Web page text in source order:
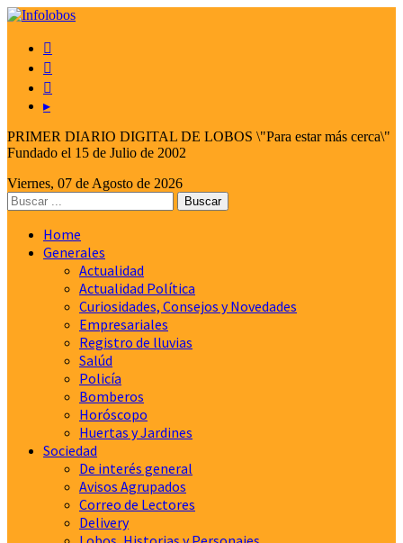



▸
PRIMER DIARIO DIGITAL DE LOBOS \"Para estar más cerca\"
Fundado el 15 de Julio de 2002
Viernes, 07 de Agosto de 2026
Home
Generales
Actualidad
Actualidad Política
Curiosidades, Consejos y Novedades
Empresariales
Registro de lluvias
Salúd
Policía
Bomberos
Horóscopo
Huertas y Jardines
Sociedad
De interés general
Avisos Agrupados
Correo de Lectores
Delivery